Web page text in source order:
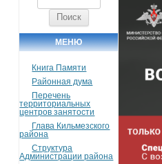
МЕНЮ
Книга Памяти
Районная дума
Перечень
территориальных
центров занятости
Глава Кильмезского
района
Структура
Администрации района